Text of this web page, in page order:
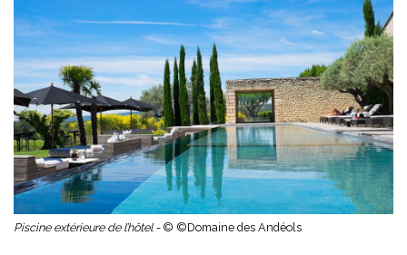
Piscine extérieure de l’hôtel - © ©Domaine des Andéols